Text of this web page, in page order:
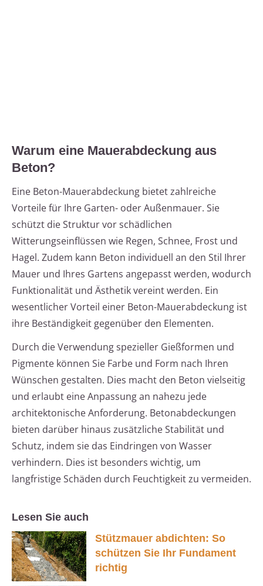
Warum eine Mauerabdeckung aus
Beton?
Eine Beton-Mauerabdeckung bietet zahlreiche
Vorteile für Ihre Garten- oder Außenmauer. Sie
schützt die Struktur vor schädlichen
Witterungseinflüssen wie Regen, Schnee, Frost und
Hagel. Zudem kann Beton individuell an den Stil Ihrer
Mauer und Ihres Gartens angepasst werden, wodurch
Funktionalität und Ästhetik vereint werden. Ein
wesentlicher Vorteil einer Beton-Mauerabdeckung ist
ihre Beständigkeit gegenüber den Elementen.
Durch die Verwendung spezieller Gießformen und
Pigmente können Sie Farbe und Form nach Ihren
Wünschen gestalten. Dies macht den Beton vielseitig
und erlaubt eine Anpassung an nahezu jede
architektonische Anforderung. Betonabdeckungen
bieten darüber hinaus zusätzliche Stabilität und
Schutz, indem sie das Eindringen von Wasser
verhindern. Dies ist besonders wichtig, um
langfristige Schäden durch Feuchtigkeit zu vermeiden.
Lesen Sie auch
Stützmauer abdichten: So
schützen Sie Ihr Fundament
richtig